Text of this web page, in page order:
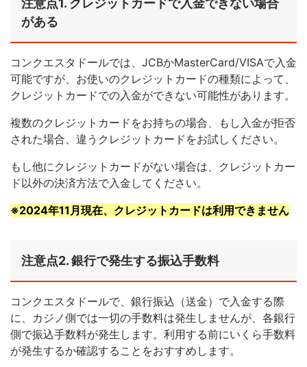
注意点1. クレジットカードで入金できない場合
がある
コンクエスタドールでは、JCBかMasterCard/VISAで入金
可能ですが、お使いのクレジットカードの種類によって、
クレジットカードでの入金ができない可能性があります。
複数のクレジットカードをお持ちの場合、もし入金が拒否
された場合、違うクレジットカードをお試しください。
もし他にクレジットカードがない場合は、クレジットカー
ド以外の決済方法で入金してください。
※2024年11月現在、クレジットカードは利用できません
注意点2. 銀行で発生する振込手数料
コンクエスタドールで、銀行振込（送金）で入金する際
に、カジノ側では一切の手数料は発生しませんが、各銀行
側で振込手数料が発生します。利用する前にいくら手数料
が発生するか確認することをおすすめします。